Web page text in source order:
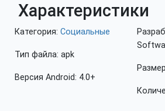
Характеристики
Категория: Социальные
Тип файла: apk
Версия Android: 4.0+